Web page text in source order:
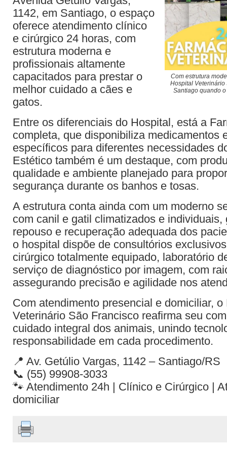
Com estrutura
Hospital Veterinário
Santiago quando
1142, em Santiago, o espaço
oferece atendimento clínico
e cirúrgico 24 horas, com
estrutura moderna e
profissionais altamente
capacitados para prestar o
melhor cuidado a cães e
gatos.
Entre os diferenciais do Hospital, está a
completa, que disponibiliza medicamentos
específicos para diferentes necessidades
Estético também é um destaque, com
qualidade e ambiente planejado para
segurança durante os banhos e tosas.
A estrutura conta ainda com um moderno
com canil e gatil climatizados e individuais,
repouso e recuperação adequada dos
o hospital dispõe de consultórios
cirúrgico totalmente equipado, laboratório
serviço de diagnóstico por imagem, com
assegurando precisão e agilidade nos
Com atendimento presencial e domiciliar, o
Veterinário São Francisco reafirma seu
cuidado integral dos animais, unindo
responsabilidade em cada procedimento.
📍 Av. Getúlio Vargas, 1142 – Santiago/RS
📞 (55) 99908-3033
🐾 Atendimento 24h | Clínico e Cirúrgico |
domiciliar